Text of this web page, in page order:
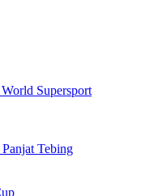
Supersport
Tebing